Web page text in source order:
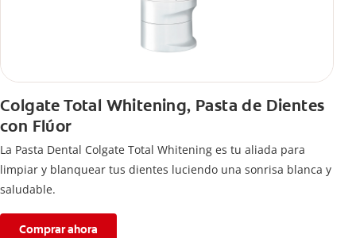
Colgate Total Whitening, Pasta de Dientes
con Flúor
La Pasta Dental Colgate Total Whitening es tu aliada para
limpiar y blanquear tus dientes luciendo una sonrisa blanca y
saludable.
Comprar ahora